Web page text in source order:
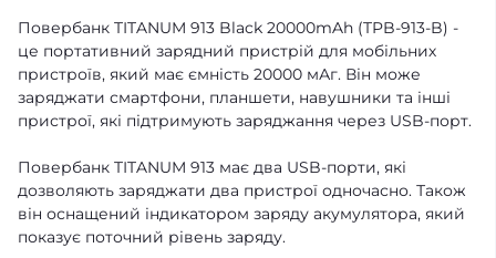
Повербанк TITANUM 913 Black 20000mAh (TPB-913-B) -
це портативний зарядний пристрій для мобільних
пристроїв, який має ємність 20000 мАг. Він може
заряджати смартфони, планшети, навушники та інші
пристрої, які підтримують заряджання через USB-порт.
Повербанк TITANUM 913 має два USB-порти, які
дозволяють заряджати два пристрої одночасно. Також
він оснащений індикатором заряду акумулятора, який
показує поточний рівень заряду.